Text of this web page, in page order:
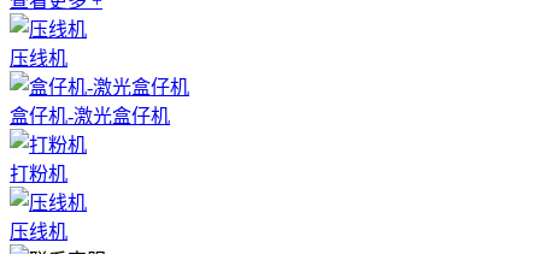
压线机
盒仔机-激光盒仔机
打粉机
压线机